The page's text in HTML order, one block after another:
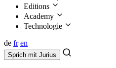
Editions
Academy
Technologie
de fr en
Sprich mit Jurius